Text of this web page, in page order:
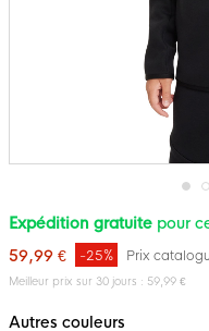
Passer
au
de
la
Expédition gratuite pour
59,99 €
Prix
-25%
Meilleur prix sur 30 jours : 59,99 €
Autres couleurs